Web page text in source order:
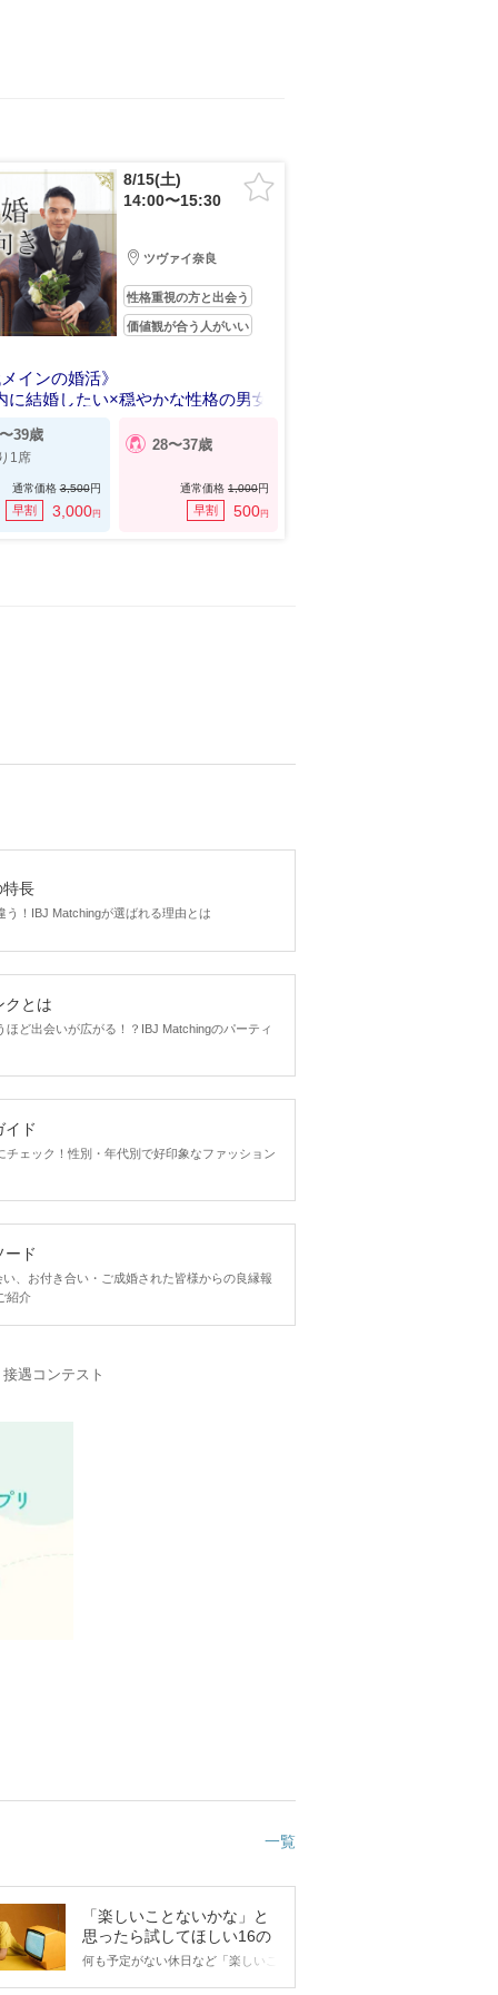
8/15(土)
14:00〜15:30
ツヴァイ奈良
性格重視の方と出会う
価値観が合う人がいい
インの婚活》
に結婚したい×穏やかな性格の男女
39歳
1席
通常価格3,500円
早割 3,000円
28〜37歳
通常価格 1,000円
早割 500円
長
う！IBJ Matchingが選ばれる理由とは
クとは
ほど出会いが広がる！？IBJ Matchingのパーティ
イド
チェック！性別・年代別で好印象なファッション
ード
、お付き合い・ご成婚された皆様からの良縁報
紹介
遇コンテスト
一覧
「楽しいことないかな」と
思ったら試してほしい16の
こと
何も予定がない休日など「楽しいこ